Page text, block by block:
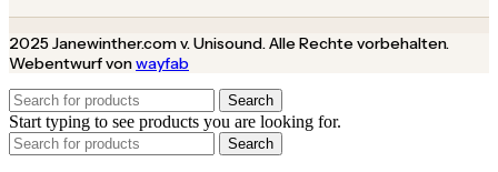
2025 Janewinther.com v. Unisound. Alle Rechte vorbehalten.
Webentwurf vonwayfab
Search
Start typing to see products you are looking for.
Search